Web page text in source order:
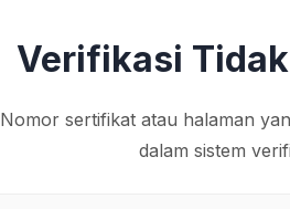
Verifikasi
Nomor sertifikat atau halaman
dalam sistem